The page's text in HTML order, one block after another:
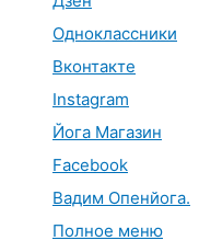
Одноклассники
Вконтакте
Instagram
Йога Магазин
Facebook
Вадим Опенйога.
Полное меню